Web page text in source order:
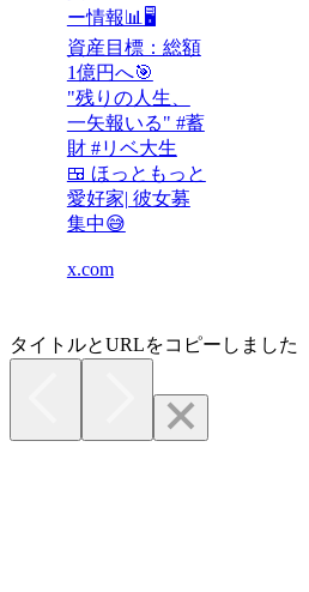
ー情報📊🖥️
資産目標：総額
1億円へ🎯
"残りの人生、
一矢報いる" #蓄
財 #リベ大生
🍱 ほっともっと
愛好家| 彼女募
集中😅
x.com
タイトルとURLをコピーしました